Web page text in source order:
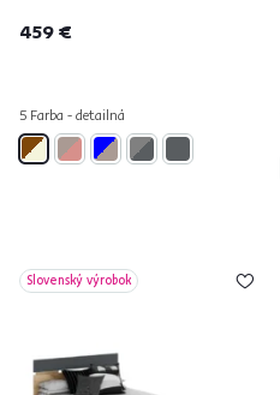
459 €
5 Farba - detailná
Slovenský výrobok